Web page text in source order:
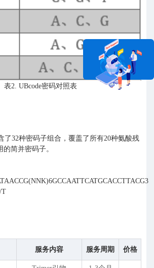
表2. UBcode密码对照表
了32种密码子组合，覆盖了所有20种氨酸残
简并密码子。
T
服务内容 服务周期 价格